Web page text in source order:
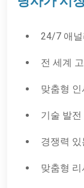
24/7 애
전 세계
맞춤형
기술 발전
경쟁력
맞춤형